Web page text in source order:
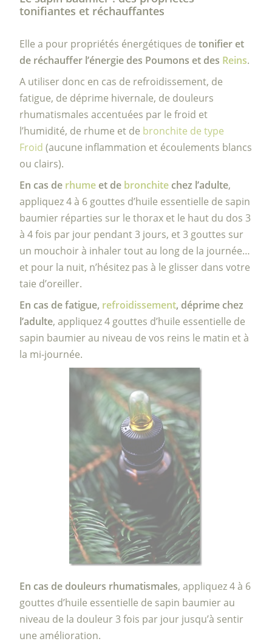
tonifiantes et réchauffantes
Elle a pour propriétés énergétiques detonifier et
de réchauffer l’énergie des Poumons et des Reins.
A utiliser donc en cas de refroidissement, de
fatigue, de déprime hivernale, de douleurs
rhumatismales accentuées par le froid et
l’humidité, de rhume et de bronchite de type
Froid (aucune inflammation et écoulements blancs
ou clairs).
En cas de rhumeet de bronchite chez l’adulte,
appliquez 4 à 6 gouttes d’huile essentielle de sapin
baumier réparties sur le thorax et le haut du dos 3
à 4 fois par jour pendant 3 jours, et 3 gouttes sur
un mouchoir à inhaler tout au long de la journée…
et pour la nuit, n’hésitez pas à le glisser dans votre
taie d’oreiller.
En cas de fatigue, refroidissement, déprime chez
l’adulte, appliquez 4 gouttes d’huile essentielle de
sapin baumier au niveau de vos reins le matin et à
la mi-journée.
En cas de douleurs rhumatismales, appliquez 4 à 6
gouttes d’huile essentielle de sapin baumier au
niveau de la douleur 3 fois par jour jusqu’à sentir
une amélioration.